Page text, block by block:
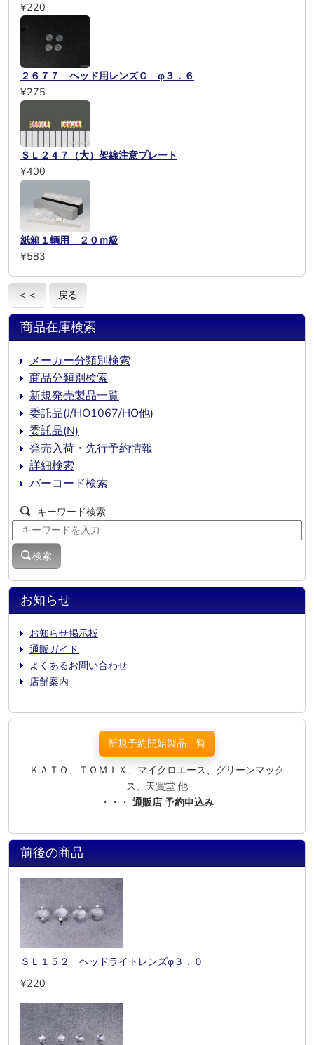
¥220
２６７７ ヘッド用レンズＣ φ３．６
¥275
ＳＬ２４７（大）架線注意プレート
¥400
紙箱１輌用 ２０ｍ級
¥583
＜＜ 戻る
お知らせ
お知らせ掲示板
通販ガイド
よくあるお問い合わせ
店舗案内
商品在庫検索
メーカー分類別検索
商品分類別検索
新規発売製品一覧
委託品(J/HO1067/HO他)
委託品(N)
発売入荷・先行予約情報
詳細検索
バーコード検索
キーワード検索
検索
新規予約開始製品一覧
ＫＡＴＯ、ＴＯＭＩＸ、マイクロエース、グリーンマック
ス、天賞堂 他
・・・ 通販店 予約申込み
前後の商品
ＳＬ１５２ ヘッドライトレンズφ３．０
¥220